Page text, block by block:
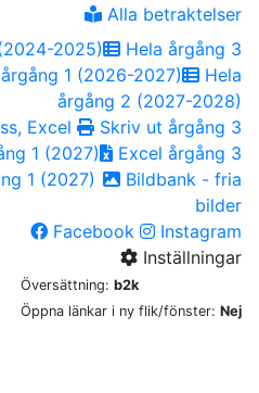
Alla betraktelser
2025)
Hela årgång 3
1 (2026-2027)
Hela
årgång 2 (2027-2028)
Excel
Skriv ut årgång 3
1 (2027)
Excel årgång 3
1 (2027)
Bildbank - fria
bilder
Facebook
Instagram
Inställningar
Översättning: b2k
Öppna länkar i ny flik/fönster: Nej